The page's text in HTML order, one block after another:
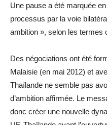
Une pause a été marquée
processus par la voie
ambition », selon les termes
Des négociations ont été
Malaisie (en mai 2012) et
Thaïlande ne semble pas
d’ambition affirmée. Le
donc créer une nouvelle